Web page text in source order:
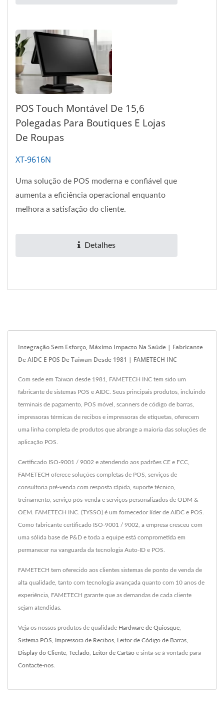
POS Touch Montável De 15,6
Polegadas Para Boutiques E Lojas
De Roupas
XT-9616N
Uma solução de POS moderna e confiável que
aumenta a eficiência operacional enquanto
melhora a satisfação do cliente.
Detalhes
Integração Sem Esforço, Máximo Impacto Na Saúde | Fabricante
De AIDC E POS De Taiwan Desde 1981 | FAMETECH INC
Com sede em Taiwan desde 1981, FAMETECH INC tem sido um
fabricante de sistemas POS e AIDC. Seus principais produtos, incluindo
terminais de pagamento, POS móvel, scanners de código de barras,
impressoras térmicas de recibos e impressoras de etiquetas, oferecem
uma linha completa de produtos que abrange a maioria das soluções de
aplicação POS.
Certificado ISO-9001 / 9002 e atendendo aos padrões CE e FCC,
FAMETECH oferece soluções completas de POS, serviços de
consultoria pré-venda com resposta rápida, suporte técnico,
treinamento, serviço pós-venda e serviços personalizados de ODM &
OEM. FAMETECH INC. (TYSSO) é um fornecedor líder de AIDC e POS.
Como fabricante certificado ISO-9001 / 9002, a empresa cresceu com
uma sólida base de P&D e toda a equipe está comprometida em
permanecer na vanguarda da tecnologia Auto-ID e POS.
FAMETECH tem oferecido aos clientes sistemas de ponto de venda de
alta qualidade, tanto com tecnologia avançada quanto com 10 anos de
experiência, FAMETECH garante que as demandas de cada cliente
sejam atendidas.
Veja os nossos produtos de qualidade Hardware de Quiosque
Sistema POS Impressora de Recibos Leitor de Código de Barras
Display do Cliente Teclado Leitor de Cartão e sinta-se à vontade para
Contacte-nos